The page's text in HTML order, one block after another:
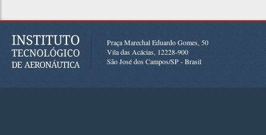
Praça Marechal Eduardo Gomes, 50
Vila das Acácias, 12228-900
São José dos Campos/SP - Brasil